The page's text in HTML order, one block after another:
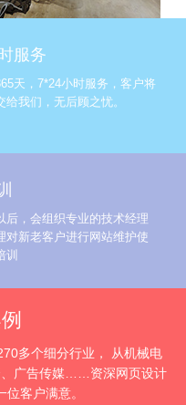
服务
天，7*24小时服务，客户将
给我们，无后顾之忧。
后，会组织专业的技术经理
对新老客户进行网站维护使
训
多个细分行业， 从机械电
、广告传媒……资深网页设计
客户满意。